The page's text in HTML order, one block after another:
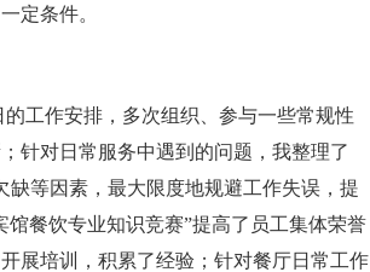
定条件。
工作安排，多次组织、参与一些常规性
针对日常服务中遇到的问题，我整理了
缺等因素，最大限度地规避工作失误，提
餐饮专业知识竞赛”提高了员工集体荣誉
展培训，积累了经验；针对餐厅日常工作